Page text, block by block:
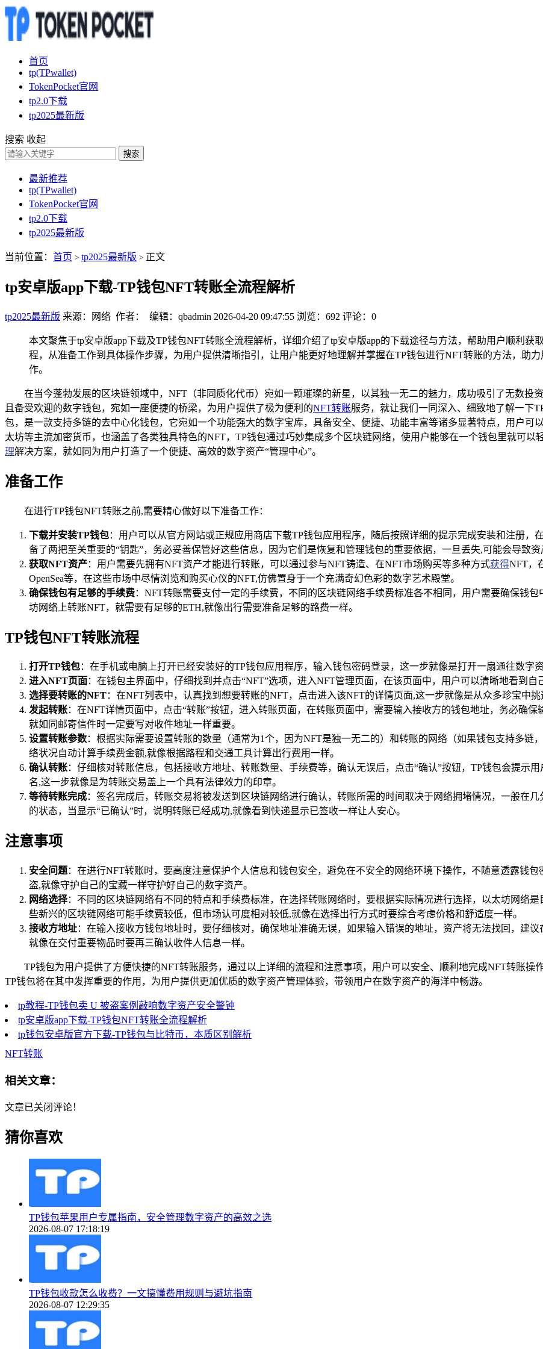
首页
tp(TPwallet)
TokenPocket官网
tp2.0下载
tp2025最新版
搜索 收起
搜索
最新推荐
tp(TPwallet)
TokenPocket官网
tp2.0下载
tp2025最新版
当前位置： 首页 > tp2025最新版 > 正文
tp安卓版app下载-TP钱包NFT转账全流程解析
tp2025最新版 来源：网络 作者： 编辑：qbadmin 2026-04-20 09:47:55 浏览：692 评论：0
本文聚焦于tp安卓版app下载及TP钱包NFT转账全流程解析，详细介绍了tp安卓版app的下载途径与方法，帮助用户顺利
程，从准备工作到具体操作步骤，为用户提供清晰指引，让用户能更好地理解并掌握在TP钱包进行NFT转账的方法，助
作。
在当今蓬勃发展的区块链领域中，NFT（非同质化代币）宛如一颗璀璨的新星，以其独一无二的魅力，成功吸引了无数投
且备受欢迎的数字钱包，宛如一座便捷的桥梁，为用户提供了极为便利的NFT转账服务，就让我们一同深入、细致地了解一下
包，是一款支持多链的去中心化钱包，它宛如一个功能强大的数字宝库，具备安全、便捷、功能丰富等诸多显著特点，用户可
太坊等主流加密货币，也涵盖了各类独具特色的NFT，TP钱包通过巧妙集成多个区块链网络，使用户能够在一个钱包里就可以
理解决方案，就如同为用户打造了一个便捷、高效的数字资产“管理中心”。
准备工作
在进行TP钱包NFT转账之前,需要精心做好以下准备工作：
下载并安装TP钱包：用户可以从官方网站或正规应用商店下载TP钱包应用程序，随后按照详细的提示完成安装和注册
备了两把至关重要的“钥匙”，务必妥善保管好这些信息，因为它们是恢复和管理钱包的重要依据，一旦丢失,可能会导致资
获取NFT资产：用户需要先拥有NFT资产才能进行转账，可以通过参与NFT铸造、在NFT市场购买等多种方式获得NFT，
OpenSea等，在这些市场中尽情浏览和购买心仪的NFT,仿佛置身于一个充满奇幻色彩的数字艺术殿堂。
确保钱包有足够的手续费：NFT转账需要支付一定的手续费，不同的区块链网络手续费标准各不相同，用户需要确保钱
坊网络上转账NFT，就需要有足够的ETH,就像出行需要准备足够的路费一样。
TP钱包NFT转账流程
打开TP钱包：在手机或电脑上打开已经安装好的TP钱包应用程序，输入钱包密码登录，这一步就像是打开一扇通往数字
进入NFT页面：在钱包主界面中，仔细找到并点击“NFT”选项，进入NFT管理页面，在该页面中，用户可以清晰地看到
选择要转账的NFT：在NFT列表中，认真找到想要转账的NFT，点击进入该NFT的详情页面,这一步就像是从众多珍宝中挑
发起转账：在NFT详情页面中，点击“转账”按钮，进入转账页面，在转账页面中，需要输入接收方的钱包地址，务必确
就如同邮寄信件时一定要写对收件地址一样重要。
设置转账参数：根据实际需要设置转账的数量（通常为1个，因为NFT是独一无二的）和转账的网络（如果钱包支持多链
络状况自动计算手续费金额,就像根据路程和交通工具计算出行费用一样。
确认转账：仔细核对转账信息，包括接收方地址、转账数量、手续费等，确认无误后，点击“确认”按钮，TP钱包会提示
名,这一步就像是为转账交易盖上一个具有法律效力的印章。
等待转账完成：签名完成后，转账交易将被发送到区块链网络进行确认，转账所需的时间取决于网络拥堵情况，一般在
的状态，当显示“已确认”时，说明转账已经成功,就像看到快递显示已签收一样让人安心。
注意事项
安全问题：在进行NFT转账时，要高度注意保护个人信息和钱包安全，避免在不安全的网络环境下操作，不随意透露钱
盗,就像守护自己的宝藏一样守护好自己的数字资产。
网络选择：不同的区块链网络有不同的特点和手续费标准，在选择转账网络时，要根据实际情况进行选择，以太坊网络
些新兴的区块链网络可能手续费较低，但市场认可度相对较低,就像在选择出行方式时要综合考虑价格和舒适度一样。
接收方地址：在输入接收方钱包地址时，要仔细核对，确保地址准确无误，如果输入错误的地址，资产将无法找回，建
就像在交付重要物品时要再三确认收件人信息一样。
TP钱包为用户提供了方便快捷的NFT转账服务，通过以上详细的流程和注意事项，用户可以安全、顺利地完成NFT转账操
TP钱包将在其中发挥重要的作用，为用户提供更加优质的数字资产管理体验，带领用户在数字资产的海洋中畅游。
tp教程-TP钱包卖 U 被盗案例敲响数字资产安全警钟
tp安卓版app下载-TP钱包NFT转账全流程解析
tp钱包安卓版官方下载-TP钱包与比特币，本质区别解析
NFT转账
相关文章：
文章已关闭评论！
猜你喜欢
TP钱包苹果用户专属指南，安全管理数字资产的高效之选
2026-08-07 17:18:19
TP钱包收款怎么收费？一文搞懂费用规则与避坑指南
2026-08-07 12:29:35